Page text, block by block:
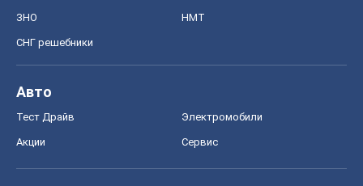
ЗНО НМТ
СНГ решебники
Авто
Тест Драйв Электромобили
Акции Сервис